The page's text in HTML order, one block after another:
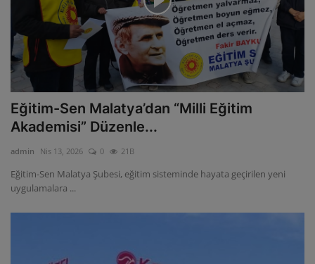
Eğitim-Sen Malatya’dan “Milli Eğitim
Akademisi” Düzenle...
admin Nis 13, 2026 0 21B
Eğitim-Sen Malatya Şubesi, eğitim sisteminde hayata geçirilen yeni
uygulamalara ...